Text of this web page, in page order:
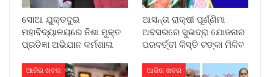
ସୋଆ ଯୁକ୍ତଦୁଇ
ମହାବିଦ୍ୟାଳୟରେ ନିଶା ମୁକ୍ତ
ପ୍ରତିଜ୍ଞା ଅଭିଯାନ କର୍ମଶାଳା
ଆସନ୍ତା ରାକ୍ଷୀ ପୂର୍ଣ୍ଣିମା
ଅବସରରେ ସୁଭଦ୍ରା ଯୋଜନାର
ପରବର୍ତ୍ତୀ କିସ୍ତି ଟଙ୍କା ମିଳିବ
ଆଜିର ଖବର ଆଜିର ଖବର